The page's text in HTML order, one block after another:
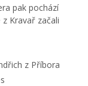
pak pochází
Kravař začali
z Příbora